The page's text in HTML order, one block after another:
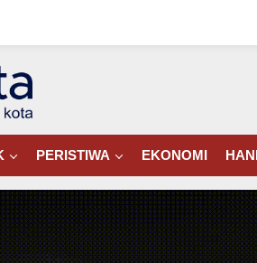
PERISTIWA EKONOMI